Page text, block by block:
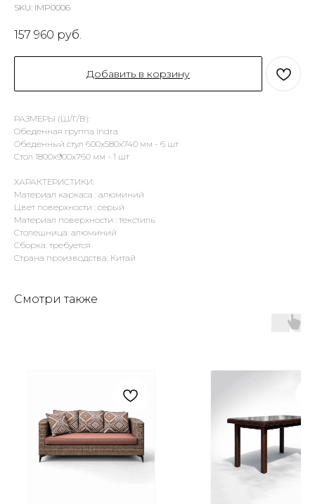
SKU: IMP0006
157 960 руб.
Добавить в корзину
РАЗМЕРЫ (Ш/Г/В):
Обеденная группа Indra
Обеденный стул 600х580х740 мм - 6 шт
Стол 1800х900х760 мм - 1 шт
ХАРАКТЕРИСТИКИ:
Материал каркаса : алюминий
Цвет поверхности : серый
Материал поверхности : текстиль
Столешница: алюминий
Сборка: требуется
Страна производства: Китай
Смотри также